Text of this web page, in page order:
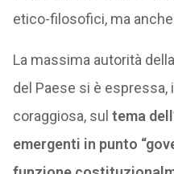
etico-filosofici, ma
La massima autorità
del Paese si è
coraggiosa, sul tema
emergenti in punto